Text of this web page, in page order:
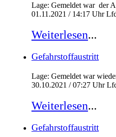
Lage: Gemeldet war der
01.11.2021 / 14:17 Uhr
Weiterlesen...
Gefahrstoffaustritt
Lage: Gemeldet war
30.10.2021 / 07:27 Uhr
Weiterlesen...
Gefahrstoffaustritt